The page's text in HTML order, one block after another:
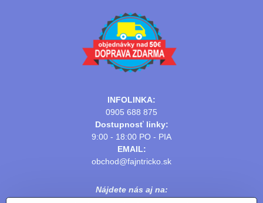
INFOLINKA:
0905 688 875
Dostupnosť linky:
9:00 - 18:00 PO - PIA
EMAIL:
obchod@fajntricko.sk
Nájdete nás aj na: